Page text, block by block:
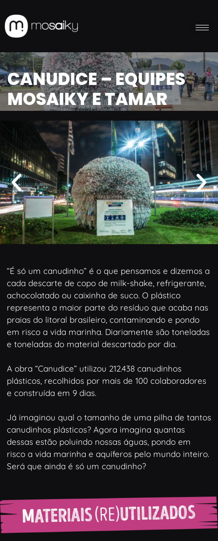
CANUDICE – EQUIPES
MOSAIKY E TAMAR
“É só um canudinho” é o que pensamos e dizemos a
cada descarte de copo de milk-shake, refrigerante,
achocolatado ou caixinha de suco. O plástico
representa a maior parte do resíduo que acaba nas
praias do litoral brasileiro, contaminando e pondo
em risco a vida marinha. Diariamente são toneladas
e toneladas do material descartado por dia.
A obra “Canudice” utilizou 212.438 canudinhos
plásticos, recolhidos por mais de 100 colaboradores
e construída em 9 dias.
Já imaginou qual o tamanho de uma pilha de tantos
canudinhos plásticos? Agora imagina quantas
dessas estão poluindo nossas águas, pondo em
risco a vida marinha e aquíferos pelo mundo inteiro.
Será que ainda é só um canudinho?